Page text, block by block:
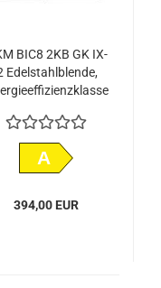
BIC8 2KB GK IX-
Edelstahlblende,
Stoßkanten
Kochfeld
A
394,00 EUR